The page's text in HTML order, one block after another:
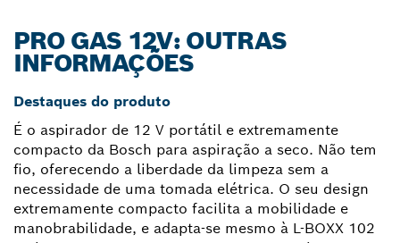
PRO GAS 12V: OUTRAS
INFORMAÇÕES
Destaques do produto
É o aspirador de 12 V portátil e extremamente
compacto da Bosch para aspiração a seco. Não tem
fio, oferecendo a liberdade da limpeza sem a
necessidade de uma tomada elétrica. O seu design
extremamente compacto facilita a mobilidade e
manobrabilidade, e adapta-se mesmo à L-BOXX 102